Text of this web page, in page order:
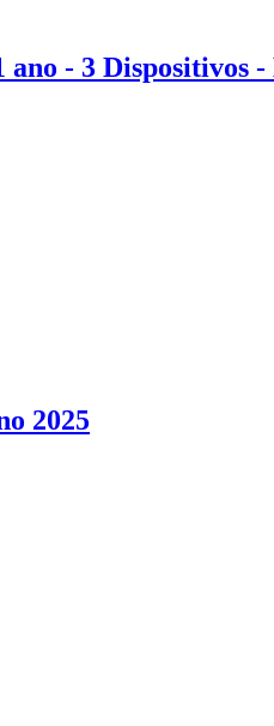
- 3 Dispositivos -
2025